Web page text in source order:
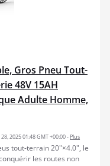
Gros Pneu Tout-
48V 15AH
Adulte Homme,
2025 01:48 GMT +00:00 - Plus
tout-terrain 20"×4.0", le
les routes non